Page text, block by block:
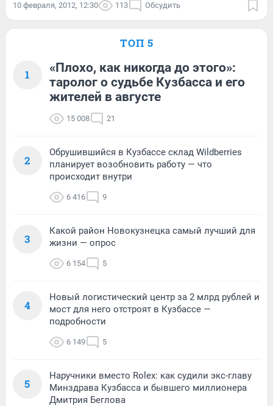
10 февраля, 2012, 12:30 113 Обсудить
ТОП 5
1
«Плохо, как никогда до этого»:
таролог о судьбе Кузбасса и его
жителей в августе
15 008 21
2
Обрушившийся в Кузбассе склад Wildberries
планирует возобновить работу — что
происходит внутри
6 416 9
3
Какой район Новокузнецка самый лучший для
жизни — опрос
6 154 5
4
Новый логистический центр за 2 млрд рублей и
мост для него отстроят в Кузбассе —
подробности
6 149 5
5
Наручники вместо Rolex: как судили экс-главу
Минздрава Кузбасса и бывшего миллионера
Дмитрия Беглова